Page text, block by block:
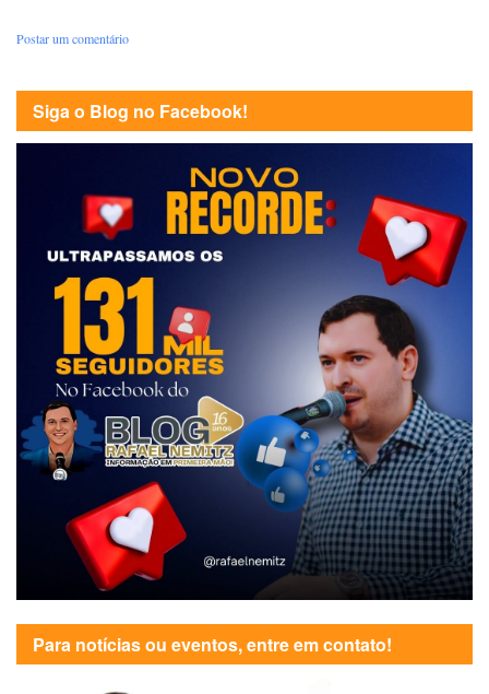
Postar um comentário
Siga o Blog no Facebook!
Para notícias ou eventos, entre em contato!